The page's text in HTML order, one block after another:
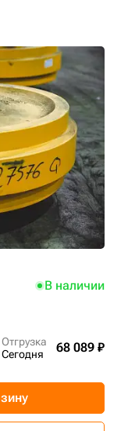
В наличии
Отгрузка
Сегодня
68 089 ₽